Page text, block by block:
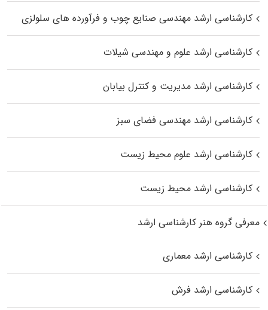
کارشناسی ارشد مهندسی صنایع چوب و فرآورده‌ های سلولزی
کارشناسی ارشد علوم و مهندسی شیلات
کارشناسی ارشد مدیریت و کنترل بیابان
کارشناسی ارشد مهندسی فضای سبز
کارشناسی ارشد علوم محیط‌ زیست
کارشناسی ارشد محیط زیست
معرفی گروه هنر کارشناسی ارشد
کارشناسی ارشد معماری
کارشناسی ارشد فرش